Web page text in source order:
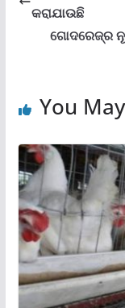
କରାଯାଉଛି
ଗୋଦରେଜ୍‌ର
You